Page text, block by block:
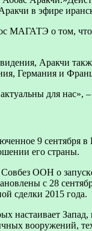
в эфире
МАГАТЭ о том,
Аракчи
Германия и
для нас»,
9 сентября
его страны.
Совбез ООН о
с 28
сделки 2015 года.
настаивает
вооружений,